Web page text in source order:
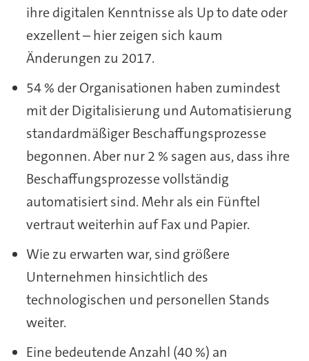
ihre digitalen Kenntnisse als Up to date oder
exzellent – hier zeigen sich kaum
Änderungen zu 2017.
54 % der Organisationen haben zumindest
mit der Digitalisierung und Automatisierung
standardmäßiger Beschaffungsprozesse
begonnen. Aber nur 2 % sagen aus, dass ihre
Beschaffungsprozesse vollständig
automatisiert sind. Mehr als ein Fünftel
vertraut weiterhin auf Fax und Papier.
Wie zu erwarten war, sind größere
Unternehmen hinsichtlich des
technologischen und personellen Stands
weiter.
Eine bedeutende Anzahl (40 %) an